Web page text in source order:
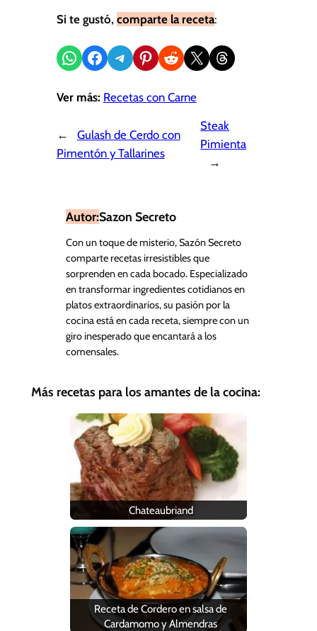
Si te gustó, comparte la receta:
Compartir en WhatsApp
Compartir en Facebook
Compartir en Telegram
Compartir en Pinterest
Compartir en Reddit
Compartir en X Share on Threads
Ver más: Recetas con Carne
←
Gulash de Cerdo con
Pimentón y Tallarines
Steak
Pimienta
→
Autor:Sazon Secreto
Con un toque de misterio, Sazón Secreto
comparte recetas irresistibles que
sorprenden en cada bocado. Especializado
en transformar ingredientes cotidianos en
platos extraordinarios, su pasión por la
cocina está en cada receta, siempre con un
giro inesperado que encantará a los
comensales.
Más recetas para los amantes de la cocina:
Chateaubriand
Receta de Cordero en salsa de
Cardamomo y Almendras